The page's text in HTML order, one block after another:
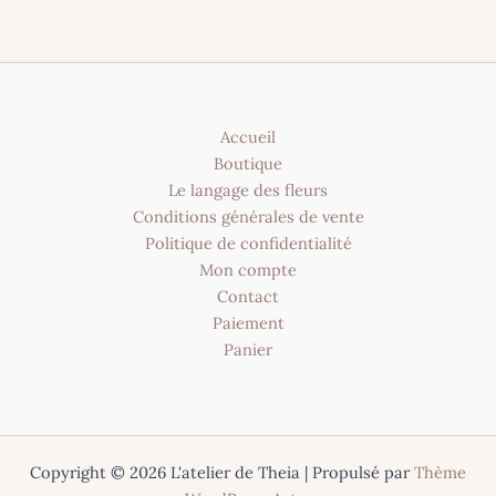
variations.
peuvent
être
choisies
sur
la
page
du
produit
Accueil
Boutique
Le langage des fleurs
Conditions générales de vente
Politique de confidentialité
Mon compte
Contact
Paiement
Panier
Copyright © 2026 L'atelier de Theia | Propulsé parThème